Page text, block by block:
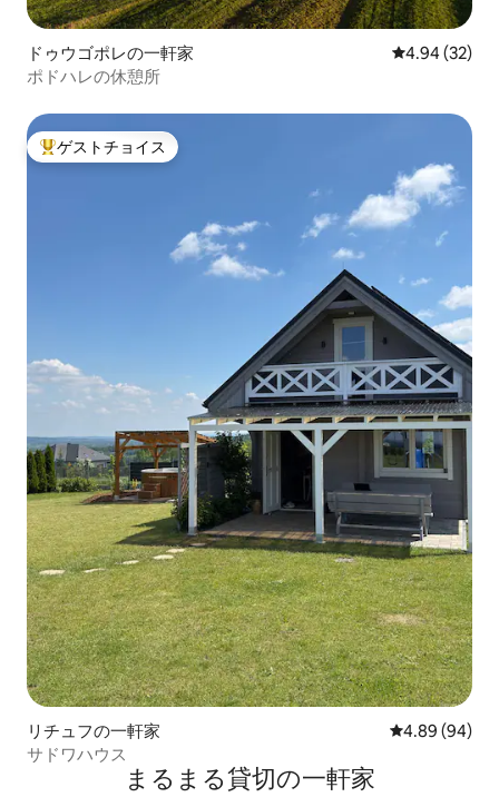
ドゥウゴポレの一軒家 レビュー32
4.94 (32)
ポドハレの休憩所
大好評のゲストチョイスです。
ゲストチョイス
リチュフの一軒家 レビュー94件
4.89 (94)
サドワハウス
まるまる貸切の一軒家